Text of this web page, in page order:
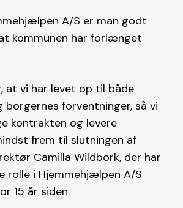
A/S er man godt
kommunen har forlænget
at vi har levet op til både
borgernes forventninger, så vi
kontrakten og levere
frem til slutningen af
Camilla Wildbork, der har
rolle i Hjemmehjælpen A/S
15 år siden.